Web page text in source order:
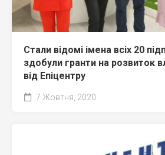
Стали відомі імена всіх 20
здобули гранти на розвиток
від Епіцентру
7 Жовтня, 2020